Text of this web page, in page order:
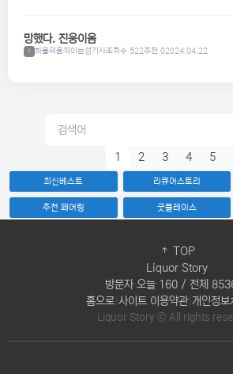
망했다. 진웅이옴
1 하울의움직이는성기사조회수 522추천 02024.04.22
1 2 3 4 5
최신베스트 리큐어스토리
추천 페어링 굿플레이스
Liquor Story
TOP
방문자 오늘 160 / 전체
홈으로 사이트 이용약관| 개인정보
Liquor Story ⓒ All rights